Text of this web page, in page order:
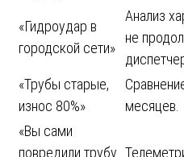
«Гидроудар в
городской сети»
Анализ
не
«Трубы старые,
износ 80%»
месяцев.
«Вы сами
повредили трубу